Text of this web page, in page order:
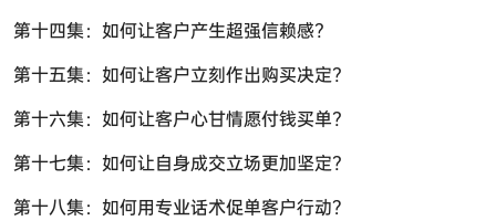
第十四集：如何让客户产生超强信赖感?
第十五集：如何让客户立刻作出购买决定?
第十六集：如何让客户心甘情愿付钱买单?
第十七集：如何让自身成交立场更加坚定?
第十八集：如何用专业话术促单客户行动？